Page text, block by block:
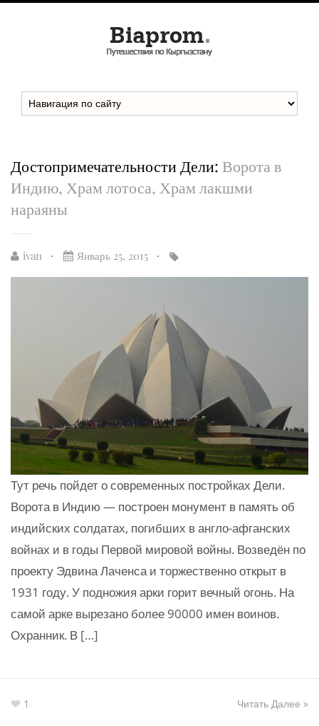
Достопримечательности Дели: Ворота в
Индию, Храм лотоса, Храм лакшми
нараяны
ivan Январь 25, 2015
Тут речь пойдет о современных постройках Дели.
Ворота в Индию — построен монумент в память об
индийских солдатах, погибших в англо-афганских
войнах и в годы Первой мировой войны. Возведён по
проекту Эдвина Лаченса и торжественно открыт в
1931 году. У подножия арки горит вечный огонь. На
самой арке вырезано более 90000 имен воинов.
Охранник. В […]
1 Читать Далее »